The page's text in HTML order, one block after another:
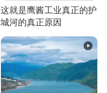
这就是鹰酱工业真正的护
城河的真正原因